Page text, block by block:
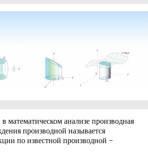
математическом анализе производная
производной называется
по известной производной −